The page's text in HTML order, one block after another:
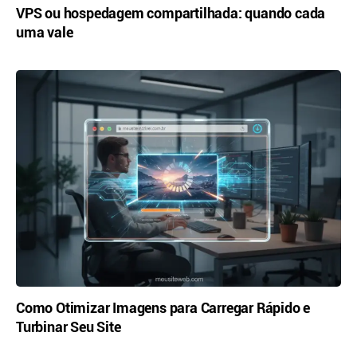
VPS ou hospedagem compartilhada: quando cada
uma vale
Como Otimizar Imagens para Carregar Rápido e
Turbinar Seu Site